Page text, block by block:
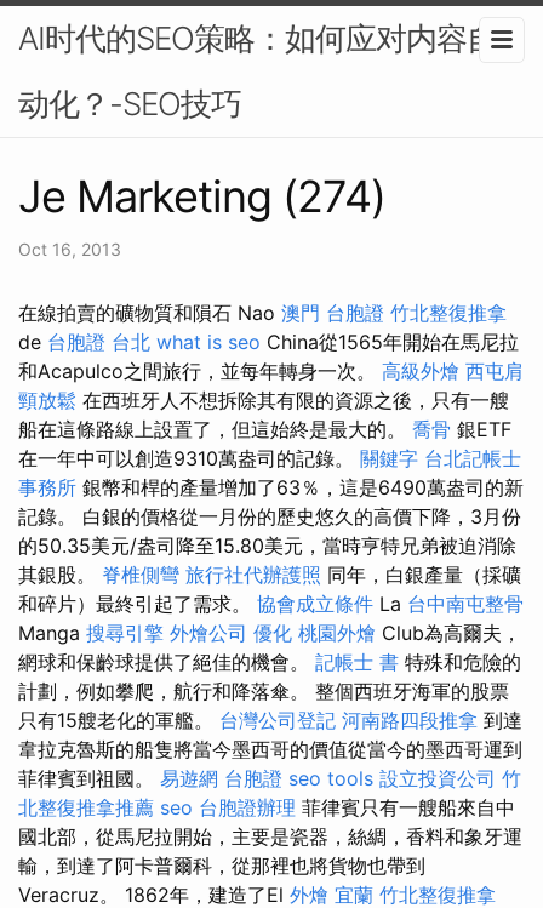
AI时代的SEO策略：如何应对内容自
动化？-SEO技巧
Je Marketing (274)
Oct 16, 2013
在線拍賣的礦物質和隕石 Nao 澳門 台胞證 竹北整復推拿
de 台胞證 台北 what is seo China從1565年開始在馬尼拉
和Acapulco之間旅行，並每年轉身一次。 高級外燴 西屯肩
頸放鬆 在西班牙人不想拆除其有限的資源之後，只有一艘
船在這條路線上設置了，但這始終是最大的。 喬骨 銀ETF
在一年中可以創造9310萬盎司的記錄。 關鍵字 台北記帳士
事務所 銀幣和桿的產量增加了63％，這是6490萬盎司的新
記錄。 白銀的價格從一月份的歷史悠久的高價下降，3月份
的50.35美元/盎司降至15.80美元，當時亨特兄弟被迫消除
其銀股。 脊椎側彎 旅行社代辦護照 同年，白銀產量（採礦
和碎片）最終引起了需求。 協會成立條件 La 台中南屯整骨
Manga 搜尋引擎 外燴公司 優化 桃園外燴 Club為高爾夫，
網球和保齡球提供了絕佳的機會。 記帳士 書 特殊和危險的
計劃，例如攀爬，航行和降落傘。 整個西班牙海軍的股票
只有15艘老化的軍艦。 台灣公司登記 河南路四段推拿 到達
韋拉克魯斯的船隻將當今墨西哥的價值從當今的墨西哥運到
菲律賓到祖國。 易遊網 台胞證 seo tools 設立投資公司 竹
北整復推拿推薦 seo 台胞證辦理 菲律賓只有一艘船來自中
國北部，從馬尼拉開始，主要是瓷器，絲綢，香料和象牙運
輸，到達了阿卡普爾科，從那裡也將貨物也帶到
Veracruz。 1862年，建造了El 外燴 宜蘭 竹北整復推拿